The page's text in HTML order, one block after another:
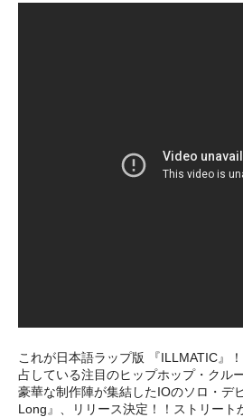
これが日本語ラップ版 『ILLMATIC』
占している注目のヒップホップ・クル
豪華な制作陣が集結したIOのソロ・デ
Long』、リリース決定！！ストリート